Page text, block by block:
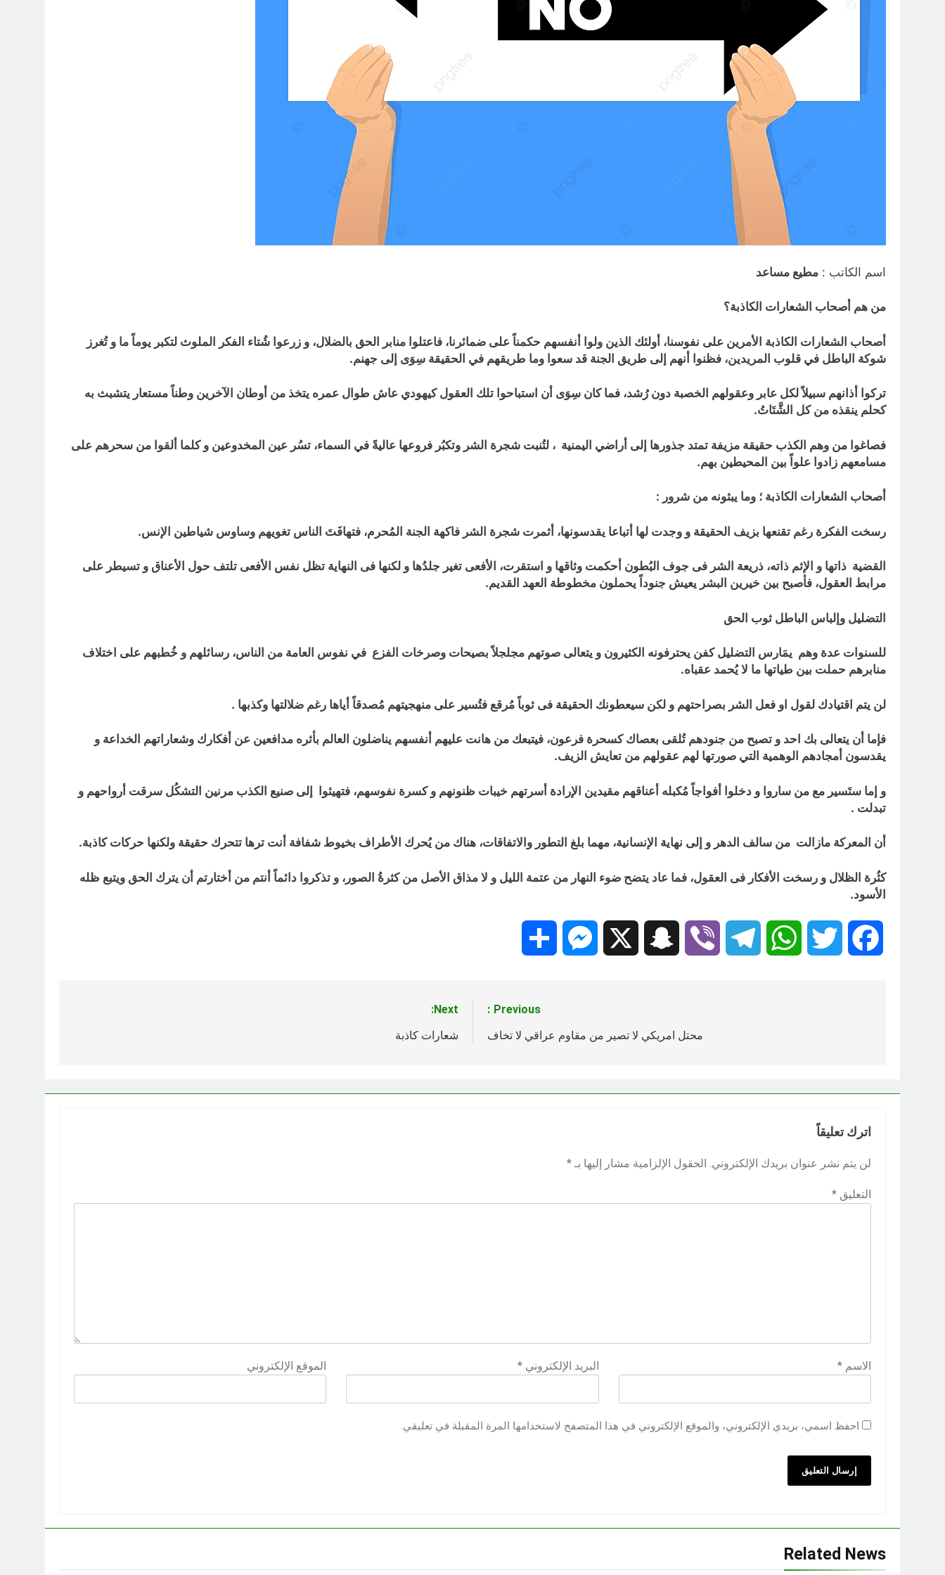
اسم الكاتب : مطيع مساعد
من هم أصحاب الشعارات الكاذبة؟
أصحاب الشعارات الكاذبة الأمرين على نفوسنا، أولئك الذين ولوا أنفسهم حكمناً على ضمائرنا، فاعتلوا منابر الحق بالضلال، و زرعوا شُتاء الفكر الملوث لتكبر يوماً ما و تُغرز
شوكة الباطل في قلوب المريدين، فظنوا أنهم إلى طريق الجنة قد سعوا وما طريقهم في الحقيقة سِوَى إلى جهنم.
تركوا أذانهم سبيلاً لكل عابر وعقولهم الخصبة دون رُشد، فما كان سِوَى أن استباحوا تلك العقول كيهودي عاش طوال عمره يتخذ من أوطان الآخرين وطناً مستعار يتشبث به
كحلم ينقذه من كل الشَّتَاتُ.
فصاغوا من وهم الكذب حقيقة مزيفة تمتد جذورها إلى أراضي اليمنية ، لتُنبت شجرة الشر وتكبُر فروعها عاليةً في السماء، تسُر عين المخدوعين و كلما ألقوا من سحرهم على
مسامعهم زادوا علواً بين المحيطين بهم.
أصحاب الشعارات الكاذبة ؛ وما يبثونه من شرور :
رسخت الفكرة رغم تقنعها بزيف الحقيقة و وجدت لها أتباعا يقدسونها، أثمرت شجرة الشر فاكهة الجنة المُحرم، فتهافَتَ الناس تغويهم وساوس شياطين الإنس.
القضية ذاتها و الإثم ذاته، ذريعة الشر فى جوف البُطون أحكمت وثاقها و استقرت، الأفعى تغير جلدُها و لكنها فى النهاية تظل نفس الأفعى تلتف حول الأعناق و تسيطر على
مرابط العقول، فأصبح بين خيرين البشر يعيش جنوداً يحملون مخطوطة العهد القديم.
التضليل وإلباس الباطل ثوب الحق
للسنوات عدة وهم يمَارس التضليل كفن يحترفونه الكثيرون و يتعالى صوتهم مجلجلاً بصيحات وصرخات الفزع في نفوس العامة من الناس، رسائلهم و خُطبهم على اختلاف
منابرهم حملت بين طياتها ما لا يُحمد عقباه.
لن يتم اقتيادك لقول او فعل الشر بصراحتهم و لكن سيعطونك الحقيقة فى ثوباً مُرقع فتُسير على منهجيتهم مُصدقاً أياها رغم ضلالتها وكذبها .
فإما أن يتعالى بك احد و تصبح من جنودهم تُلقى بعصاك كسحرة فرعون، فيتبعك من هانت عليهم أنفسهم يناضلون العالم بأثره مدافعين عن أفكارك وشعاراتهم الخداعة و
يقدسون أمجادهم الوهمية التي صورتها لهم عقولهم من تعايش الزيف.
و إما ستَسير مع من ساروا و دخلوا أفواجاً مُكبله أعناقهم مقيدين الإرادة أسرتهم خيبات ظنونهم و كسرة نفوسهم، فتهيئوا إلى صنيع الكذب مرنين التشكُل سرقت أرواحهم و
تبدلت .
أن المعركة مازالت من سالف الدهر و إلى نهاية الإنسانية، مهما بلغ التطور والاتفاقات، هناك من يُحرك الأطراف بخيوط شفافة أنت ترها تتحرك حقيقة ولكنها حركات كاذبة.
كثُرة الظلال و رسخت الأفكار فى العقول، فما عاد يتضح ضوء النهار من عتمة الليل و لا مذاق الأصل من كثرةُ الصور، و تذكروا دائماً أنتم من أختارتم أن يترك الحق ويتبع ظله
الأسود.
Facebook
Twitter
WhatsApp
Telegram
Viber
Snapchat
Messenger
Previous:
محتل امريكي لا تصير من مقاوم عراقي لا تخاف
Next:
شعارات كاذبة
اترك تعليقاً
لن يتم نشر عنوان بريدك الإلكتروني. الحقول الإلزامية مشار إليها بـ *
التعليق *
الاسم * البريد الإلكتروني* الموقع الإلكتروني
احفظ اسمي، بريدي الإلكتروني، والموقع الإلكتروني في هذا المتصفح لاستخدامها المرة المقبلة في تعليقي.
Related News